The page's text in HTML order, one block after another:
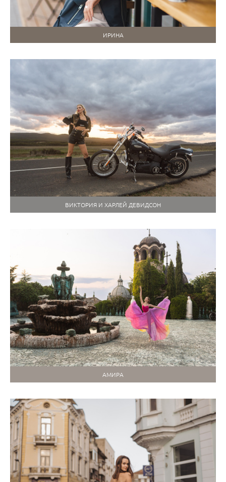
ИРИНА
ВИКТОРИЯ И ХАРЛЕЙ ДЕВИДСОН
АМИРА